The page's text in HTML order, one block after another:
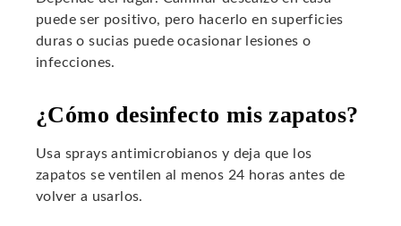
puede ser positivo, pero hacerlo en superficies
duras o sucias puede ocasionar lesiones o
infecciones.
¿Cómo desinfecto mis zapatos?
Usa sprays antimicrobianos y deja que los
zapatos se ventilen al menos 24 horas antes de
volver a usarlos.